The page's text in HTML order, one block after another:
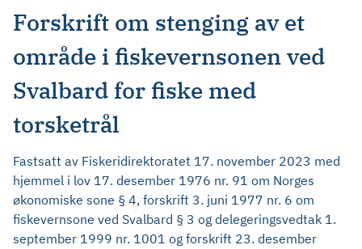
Forskrift om stenging av et
område i fiskevernsonen ved
Svalbard for fiske med
torsketrål
Fastsatt av Fiskeridirektoratet 17. november 2023 med
hjemmel i lov 17. desember 1976 nr. 91 om Norges
økonomiske sone § 4, forskrift 3. juni 1977 nr. 6 om
fiskevernsone ved Svalbard § 3 og delegeringsvedtak 1.
september 1999 nr. 1001 og forskrift 23. desember